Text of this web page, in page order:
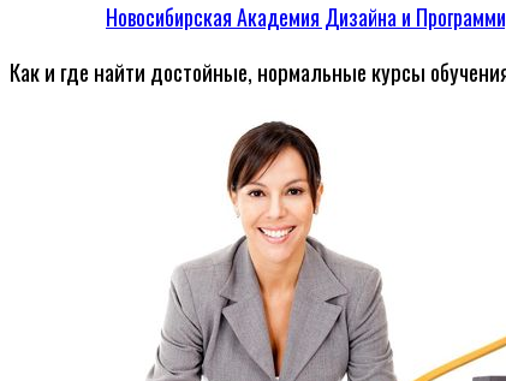
Новосибирская Академия Дизайна и
Как и где найти достойные, нормальные курсы